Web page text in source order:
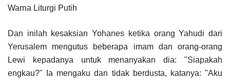
Warna Liturgi Putih
Dan inilah kesaksian Yohanes ketika orang Yahudi dari
Yerusalem mengutus beberapa imam dan orang-orang
Lewi kepadanya untuk menanyakan dia: "Siapakah
engkau?" Ia mengaku dan tidak berdusta, katanya: "Aku